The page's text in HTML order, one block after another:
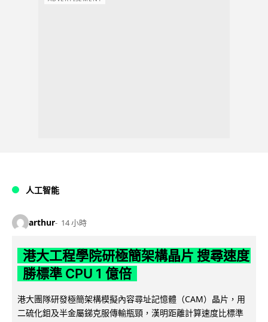
人工智能
arthur 14 小時
港大工程學院研極簡架構晶片 搜尋速度
勝標準 CPU 1 億倍
港大團隊研發極簡架構模擬內容尋址記憶體（CAM）晶片，用
二硫化鉬及半金屬銻克服傳輸瓶頸，漢明距離計算速度比標準